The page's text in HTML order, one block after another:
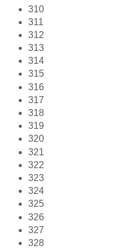
310
311
312
313
314
315
316
317
318
319
320
321
322
323
324
325
326
327
328